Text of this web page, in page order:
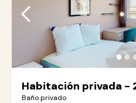
●●
Habitación privada -
Baño privado